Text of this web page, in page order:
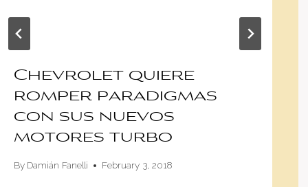
Chevrolet quiere
romper paradigmas
con sus nuevos
motores turbo
By Damián Fanelli February 3, 2018